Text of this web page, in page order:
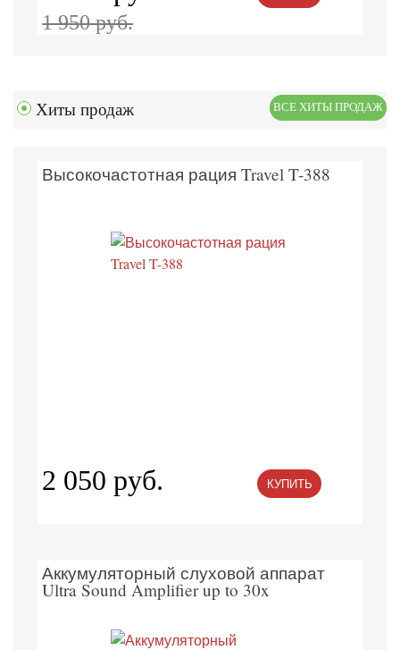
1 950 руб.
Хиты продаж ВСЕ ХИТЫ ПРОДАЖ
Высокочастотная рация Travel T-388
2 050 руб. КУПИТЬ
Аккумуляторный слуховой аппарат
Ultra Sound Amplifier up to 30x